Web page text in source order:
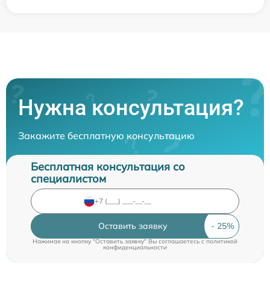
Нужна консультация?
Закажите бесплатную консультацию
Бесплатная консультация со
специалистом
Оставить заявку
Нажимая на кнопку "Оставить заявку" Вы соглашаетесь cполитикой
конфиденциальности